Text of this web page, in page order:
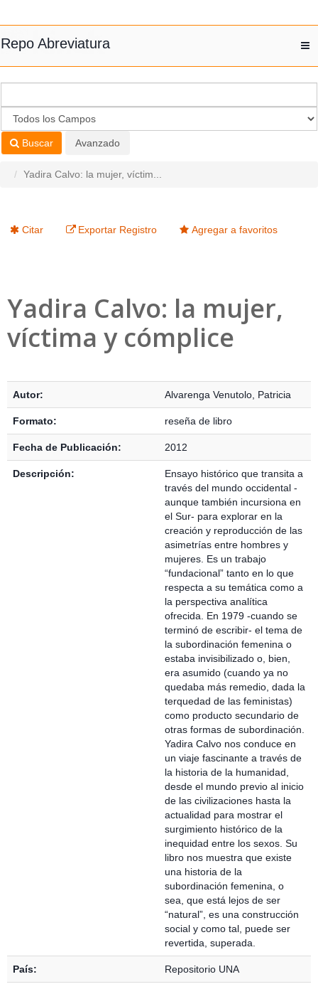
Repo Abreviatura
Buscar Avanzado
Yadira Calvo: la mujer, víctim...
Citar Exportar Registro Agregar a favoritos
Yadira Calvo: la mujer,
víctima y cómplice
Autor: Alvarenga Venutolo, Patricia
Formato: reseña de libro
Fecha de Publicación: 2012
Descripción:
Ensayo histórico que transita a
través del mundo occidental -
aunque también incursiona en
el Sur- para explorar en la
creación y reproducción de las
asimetrías entre hombres y
mujeres. Es un trabajo
“fundacional” tanto en lo que
respecta a su temática como a
la perspectiva analítica
ofrecida. En 1979 -cuando se
terminó de escribir- el tema de
la subordinación femenina o
estaba invisibilizado o, bien,
era asumido (cuando ya no
quedaba más remedio, dada la
terquedad de las feministas)
como producto secundario de
otras formas de subordinación.
Yadira Calvo nos conduce en
un viaje fascinante a través de
la historia de la humanidad,
desde el mundo previo al inicio
de las civilizaciones hasta la
actualidad para mostrar el
surgimiento histórico de la
inequidad entre los sexos. Su
libro nos muestra que existe
una historia de la
subordinación femenina, o
sea, que está lejos de ser
“natural”, es una construcción
social y como tal, puede ser
revertida, superada.
País: Repositorio UNA